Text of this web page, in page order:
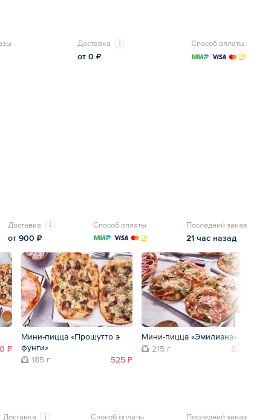
Доставка
от 0 ₽
Способ оплаты
Доставка
от 900 ₽
Способ оплаты Последний заказ
21 час назад
₽
Мини-пицца «Прошутто э
фунги»
185 г
525 ₽
Мини-пицца «Эмилиана»
215 г
625 ₽
Доставка Способ оплаты Последний заказ